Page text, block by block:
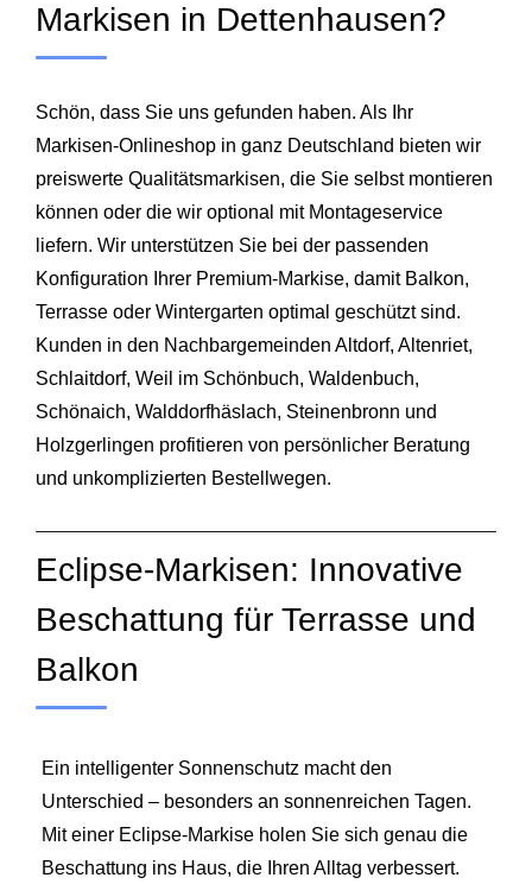
Markisen in Dettenhausen?
Schön, dass Sie uns gefunden haben. Als Ihr
Markisen-Onlineshop in ganz Deutschland bieten wir
preiswerte Qualitätsmarkisen, die Sie selbst montieren
können oder die wir optional mit Montageservice
liefern. Wir unterstützen Sie bei der passenden
Konfiguration Ihrer Premium‑Markise, damit Balkon,
Terrasse oder Wintergarten optimal geschützt sind.
Kunden in den Nachbargemeinden Altdorf, Altenriet,
Schlaitdorf, Weil im Schönbuch, Waldenbuch,
Schönaich, Walddorfhäslach, Steinenbronn und
Holzgerlingen profitieren von persönlicher Beratung
und unkomplizierten Bestellwegen.
Eclipse-Markisen: Innovative
Beschattung für Terrasse und
Balkon
Ein intelligenter Sonnenschutz macht den
Unterschied – besonders an sonnenreichen Tagen.
Mit einer Eclipse-Markise holen Sie sich genau die
Beschattung ins Haus, die Ihren Alltag verbessert.